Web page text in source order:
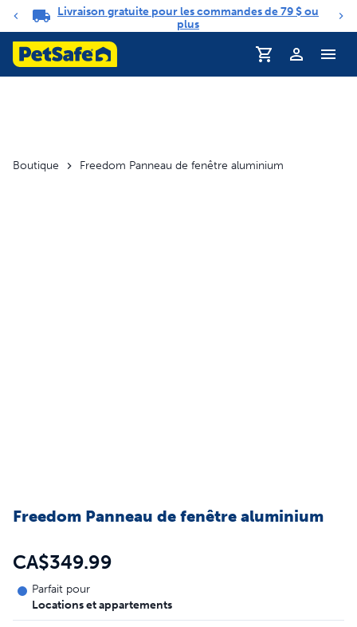
Carrousel de notifications
Livraison gratuite pour les commandes de 79 $ ou
plus
Profil
Boutique Freedom Panneau de fenêtre aluminium
Freedom Panneau de fenêtre aluminium
CA$349.99
Parfait pour
Locations et appartements